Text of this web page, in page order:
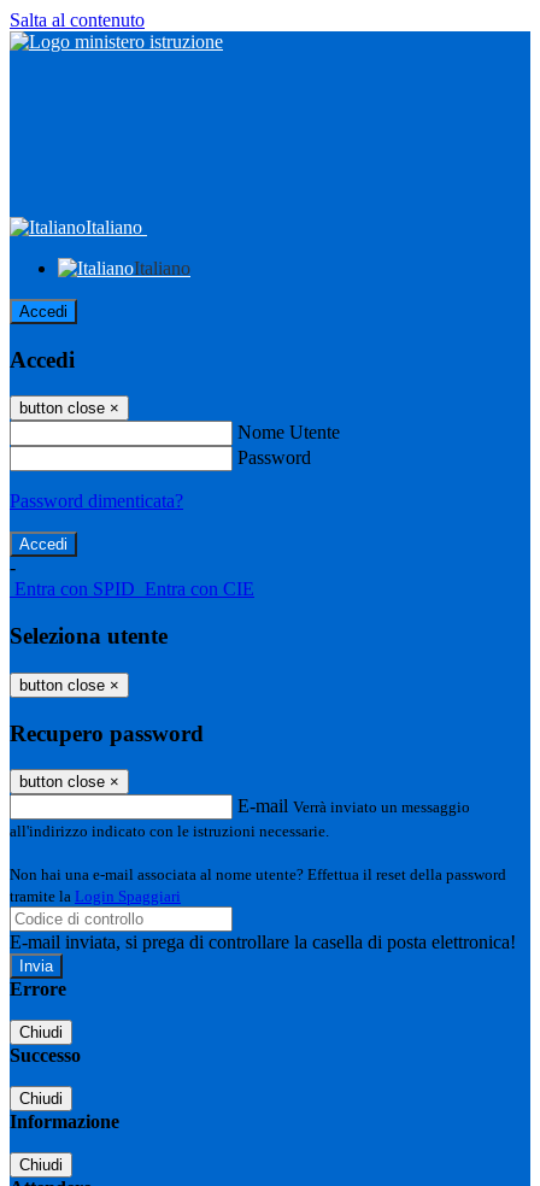
Salta al contenuto
Italiano
Italiano
Accedi
Accedi
button close ×
Nome Utente
Password
Password dimenticata?
-
Entra con SPID Entra con CIE
Seleziona utente
button close ×
Recupero password
button close ×
E-mail Verrà inviato un messaggio
all'indirizzo indicato con le istruzioni necessarie.
Non hai una e-mail associata al nome utente? Effettua il reset della password
tramite la Login Spaggiari
E-mail inviata, si prega di controllare la casella di posta elettronica!
Errore
Chiudi
Successo
Chiudi
Informazione
Chiudi